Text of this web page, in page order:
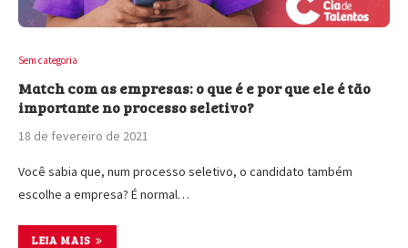
Sem categoria
Match com as empresas: o que é e por que ele é tão
importante no processo seletivo?
18 de fevereiro de 2021
Você sabia que, num processo seletivo, o candidato também
escolhe a empresa? É normal…
LEIA MAIS